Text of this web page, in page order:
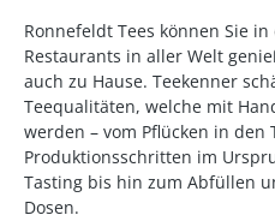
Ronnefeldt Tees können Sie
Restaurants in aller Welt
auch zu Hause. Teekenner
Teequalitäten, welche mit
werden – vom Pflücken in
Produktionsschritten im
Tasting bis hin zum Abfüllen
Dosen.